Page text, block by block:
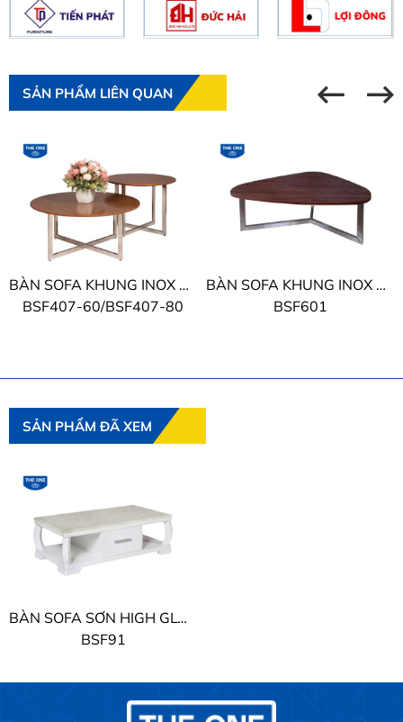
SẢN PHẨM LIÊN QUAN
BÀN SOFA KHUNG INOX THE ONE
BSF407-60/BSF407-80
BÀN SOFA KHUNG INOX THE ONE
BSF601
SẢN PHẨM ĐÃ XEM
BÀN SOFA SƠN HIGH GLOSSY THE ONE
BSF91